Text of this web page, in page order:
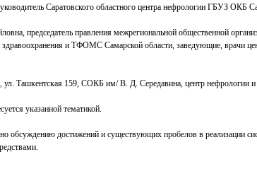
Саратовского областного центра нефрологии ГБУЗ ОКБ
, председатель правления межрегиональной общественной
здравоохранения и ТФОМС Самарской области, заведующие, врачи
ул. Ташкентская 159, СОКБ им/ В. Д. Середавина, центр нефрологии и
указанной тематикой.
обсуждению достижений и существующих пробелов в реализации